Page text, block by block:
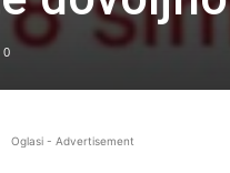
0
Oglasi - Advertisement